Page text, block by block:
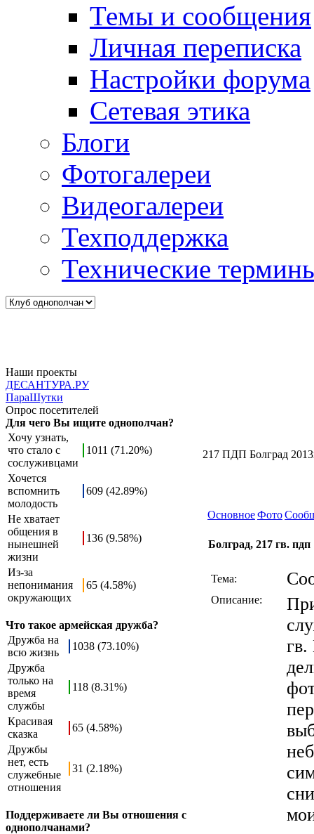
Темы и сообщения
Личная переписка
Настройки форума
Сетевая этика
Блоги
Фотогалереи
Видеогалереи
Техподдержка
Технические
Наши проекты
ДЕСАНТУРА.РУ
ПараШутки
Опрос посетителей
Для чего Вы ищите однополчан?
Хочу узнать,
что стало с
сослуживцами
1011 (71.20%)
Хочется
вспомнить
молодость
609 (42.89%)
Не хватает
общения в
нынешней
жизни
136 (9.58%)
Из-за
непонимания
окружающих
65 (4.58%)
Что такое армейская дружба?
Дружба на
всю жизнь
1038 (73.10%)
Дружба
только на
время
службы
118 (8.31%)
Красивая
сказка
65 (4.58%)
Дружбы
нет, есть
служебные
отношения
31 (2.18%)
Поддерживаете ли Вы отношения с
однополчанами?
217 ПДП Болград
ОсновноеФото
Болград, 217 гв. пдп
Тема:
Описание: